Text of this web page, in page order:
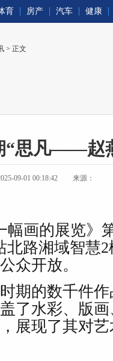
育 房产 汽车 健康
> 正文
“思凡——赵
09-01 00:18:42 来源：
幅画的展览
北路湘域智慧
众开放。
期的数千件
了水彩、版
展现了其对